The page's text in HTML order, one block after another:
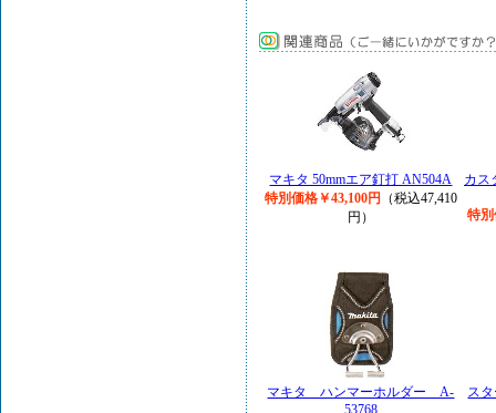
マキタ 50mmエア釘打 AN504A
特別価格￥43,100円
（税込47,410
円）
カ
特別
マキタ ハンマーホルダー A-
53768
ス